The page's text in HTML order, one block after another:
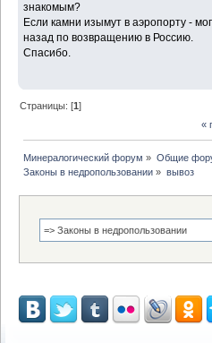
знакомым?
Если камни изымут в аэропорту -
назад по возвращению в Россию.
Спасибо.
Страницы: [1]
«
Минералогический форум » Общие
Законы в недропользовании » вывоз